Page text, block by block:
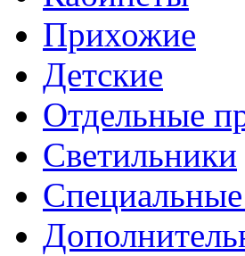
Прихожие
Детские
Отдельные
Светильники